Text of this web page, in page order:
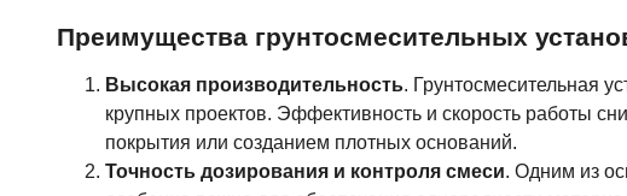
Преимущества грунтосмесительных
Высокая производительность. Грунтосмесительная
крупных проектов. Эффективность и скорость работы
покрытия или созданием плотных оснований.
Точность дозирования и контроля смеси. Одним из